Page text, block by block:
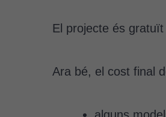
El projecte és
Ara bé, el cost final